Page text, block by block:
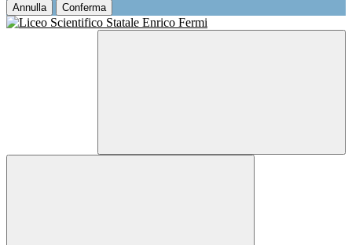
Annulla Conferma